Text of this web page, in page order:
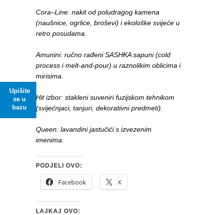
Upišite
se u
bazu
Cora–Line: nakit od poludragog kamena
(naušnice, ogrlice, broševi) i ekološke svijeće u
retro posudama.
Amunini: ručno rađeni SASHKA sapuni (cold
process i melt-and-pour) u raznolikim oblicima i
mirisima.
Hit izbor: stakleni suveniri fuzijskom tehnikom
(svijećnjaci, tanjuri, dekorativni predmeti).
Queen: lavandini jastučići s izvezenim
imenima.
PODJELI OVO:
Facebook X
LAJKAJ OVO: